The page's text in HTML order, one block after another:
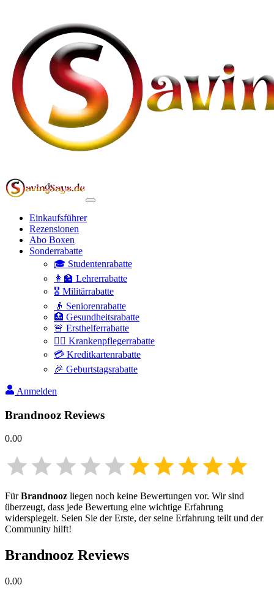
Einkaufsführer
Rezensionen
Abo Boxen
Sonderrabatte
🎓 Studentenrabatte
👩‍🏫 Lehrerrabatte
🎖️ Militärrabatte
👴 Seniorenrabatte
🏥 Gesundheitsrabatte
🚨 Ersthelferrabatte
👩‍⚕️ Krankenpflegerrabatte
💳 Kreditkartenrabatte
🎉 Geburtstagsrabatte
Anmelden
Brandnooz Reviews
0.00
FürBrandnooz liegen noch keine Bewertungen vor. Wir sind
überzeugt, dass jede Bewertung eine wichtige Erfahrung
widerspiegelt. Seien Sie der Erste, der seine Erfahrung teilt und der
Community hilft!
Brandnooz Reviews
0.00